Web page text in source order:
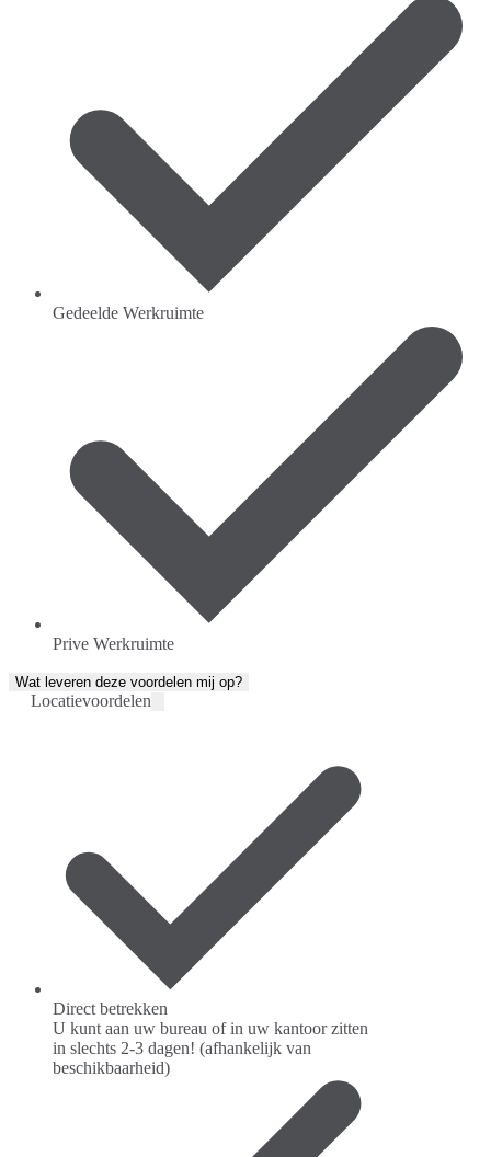
Gedeelde Werkruimte
Prive Werkruimte
Wat leveren deze voordelen mij op?
Locatievoordelen
Direct betrekken
U kunt aan uw bureau of in uw kantoor zitten
in slechts 2-3 dagen! (afhankelijk van
beschikbaarheid)